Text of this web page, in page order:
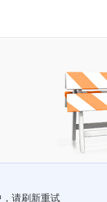
请刷新重试